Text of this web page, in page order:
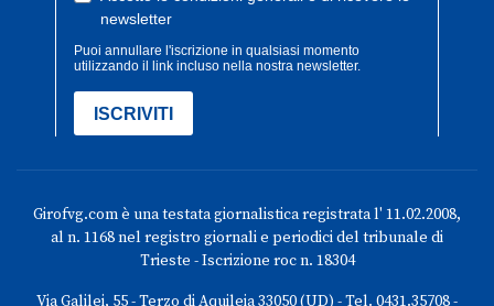
Girofvg.com è una testata giornalistica registrata l' 11.02.2008,
al n. 1168 nel registro giornali e periodici del tribunale di
Trieste - Iscrizione roc n. 18304
Via Galilei, 55 - Terzo di Aquileia 33050 (UD) - Tel. 0431.35708 -